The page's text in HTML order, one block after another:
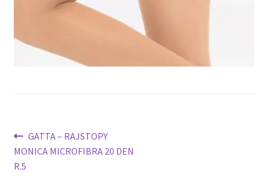
Nawigacja
wpisu
Poprzedni
wpis:
GATTA – RAJSTOPY
MONICA MICROFIBRA 20 DEN
R.5